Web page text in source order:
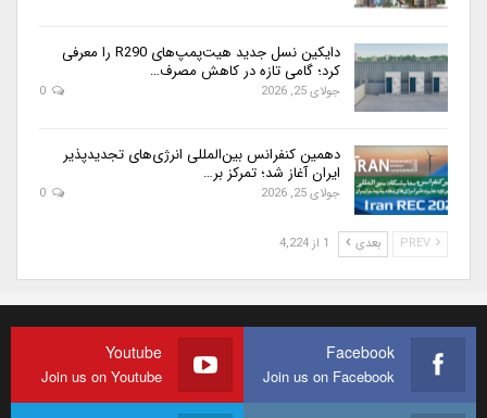
دایکین نسل جدید هیت‌پمپ‌های R290 را معرفی
کرد؛ گامی تازه در کاهش مصرف…
جولای 25, 2026
دهمین کنفرانس بین‌المللی انرژی‌های تجدیدپذیر
ایران آغاز شد؛ تمرکز بر…
جولای 25, 2026
بعدی 1 از 4,224
Facebook
Join us on Facebook
Youtube
Join us on Youtube